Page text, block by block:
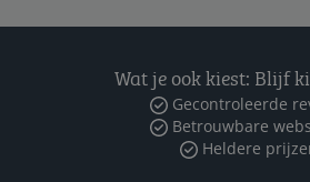
Wat je ook kiest: Blijf
Gecontroleerde
Betrouwbare
Heldere